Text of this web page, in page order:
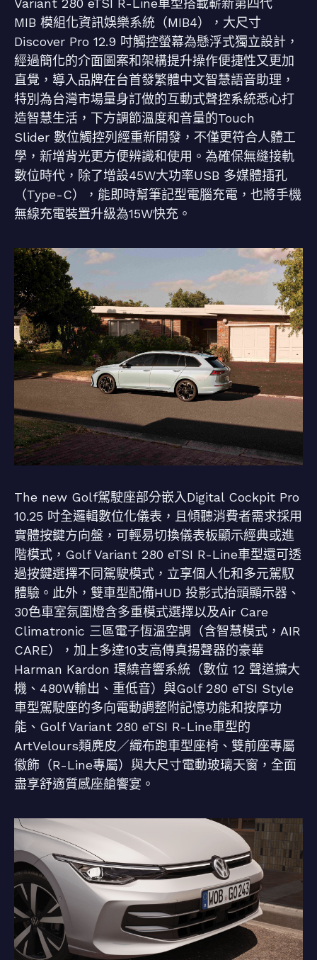
MIB 模組化資訊娛樂系統（MIB4），大尺寸
Discover Pro 12.9 吋觸控螢幕為懸浮式獨立設計，
經過簡化的介面圖案和架構提升操作便捷性又更加
直覺，導入品牌在台首發繁體中文智慧語音助理，
特別為台灣市場量身訂做的互動式聲控系統悉心打
造智慧生活，下方調節溫度和音量的Touch
Slider 數位觸控列經重新開發，不僅更符合人體工
學，新增背光更方便辨識和使用。為確保無縫接軌
數位時代，除了增設45W大功率USB 多媒體插孔
（Type-C），能即時幫筆記型電腦充電，也將手機
無線充電裝置升級為15W快充。
The new Golf駕駛座部分嵌入Digital Cockpit Pro
10.25 吋全邏輯數位化儀表，且傾聽消費者需求採用
實體按鍵方向盤，可輕易切換儀表板顯示經典或進
階模式，Golf Variant 280 eTSI R-Line車型還可透
過按鍵選擇不同駕駛模式，立享個人化和多元駕馭
體驗。此外，雙車型配備HUD 投影式抬頭顯示器、
30色車室氛圍燈含多重模式選擇以及Air Care
Climatronic 三區電子恆溫空調（含智慧模式，AIR
CARE），加上多達10支高傳真揚聲器的豪華
Harman Kardon 環繞音響系統（數位 12 聲道擴大
機、480W輸出、重低音）與Golf 280 eTSI Style
車型駕駛座的多向電動調整附記憶功能和按摩功
能、Golf Variant 280 eTSI R-Line車型的
ArtVelours類麂皮／織布跑車型座椅、雙前座專屬
徽飾（R-Line專屬）與大尺寸電動玻璃天窗，全面
盡享舒適質感座艙饗宴。